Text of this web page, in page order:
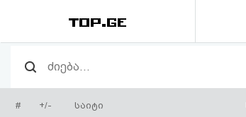
რეიტინგი
(მთავარი)
# +/- საიტი